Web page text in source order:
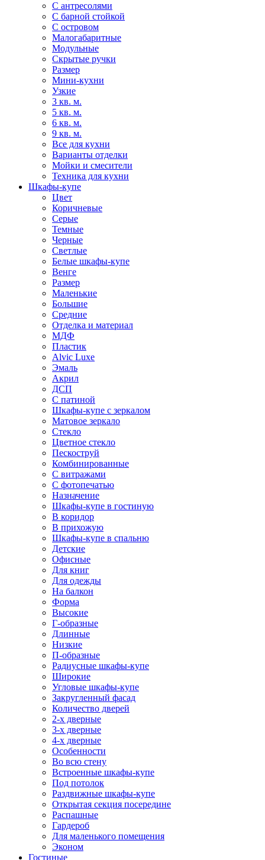
С антресолями
С барной стойкой
С островом
Малогабаритные
Модульные
Скрытые ручки
Размер
Мини-кухни
Узкие
3 кв. м.
5 кв. м.
6 кв. м.
9 кв. м.
Все для кухни
Варианты отделки
Мойки и смесители
Техника для кухни
Шкафы-купе
Цвет
Коричневые
Серые
Темные
Черные
Светлые
Белые шкафы-купе
Венге
Размер
Маленькие
Большие
Средние
Отделка и материал
МДФ
Пластик
Alvic Luxe
Эмаль
Акрил
ДСП
С патиной
Шкафы-купе с зеркалом
Матовое зеркало
Стекло
Цветное стекло
Пескоструй
Комбинированные
С витражами
С фотопечатью
Назначение
Шкафы-купе в гостиную
В коридор
В прихожую
Шкафы-купе в спальню
Детские
Офисные
Для книг
Для одежды
На балкон
Форма
Высокие
Г-образные
Длинные
Низкие
П-образные
Радиусные шкафы-купе
Широкие
Угловые шкафы-купе
Закругленный фасад
Количество дверей
2-х дверные
3-х дверные
4-х дверные
Особенности
Во всю стену
Встроенные шкафы-купе
Под потолок
Раздвижные шкафы-купе
Открытая секция посередине
Распашные
Гардероб
Для маленького помещения
Эконом
Гостиные